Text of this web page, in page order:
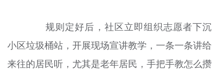
规则定好后，社区立即组织志愿者下沉
小区垃圾桶站，开展现场宣讲教学，一条一条讲给
来往的居民听，尤其是老年居民，手把手教怎么攒